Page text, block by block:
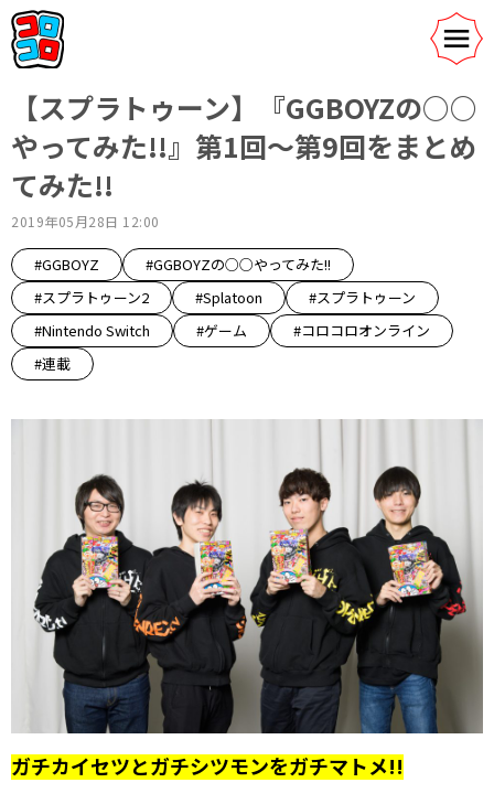
【スプラトゥーン】『GGBOYZの○○
やってみた!!』第1回〜第9回をまとめ
てみた!!
2019年05月28日 12:00
#GGBOYZ
#GGBOYZの○○やってみた!!
#スプラトゥーン2
#Splatoon
#スプラトゥーン
#Nintendo Switch
#ゲーム
#コロコロオンライン
#連載
ガチカイセツとガチシツモンをガチマトメ!!